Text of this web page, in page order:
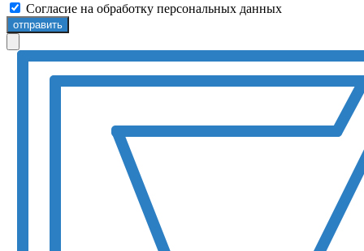
Согласие на обработку персональных данных
отправить